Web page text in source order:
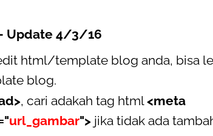
Update 4/3/16
html/template blog anda, bisa
blog.
, cari adakah tag html<meta
url_gambar"> jika tidak ada